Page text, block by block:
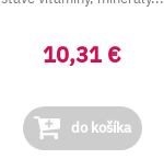
10,31 €
do košíka